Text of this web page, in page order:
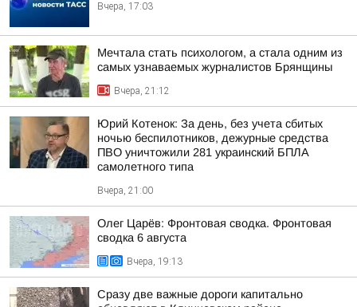
Вчера, 17:03
Мечтала стать психологом, а стала одним из
самых узнаваемых журналистов Брянщины
Вчера, 21:12
Юрий Котенок: За день, без учета сбитых
ночью беспилотников, дежурные средства
ПВО уничтожили 281 украинский БПЛА
самолетного типа
Вчера, 21:00
Олег Царёв: Фронтовая сводка. Фронтовая
сводка 6 августа
Вчера, 19:13
Сразу две важные дороги капитально